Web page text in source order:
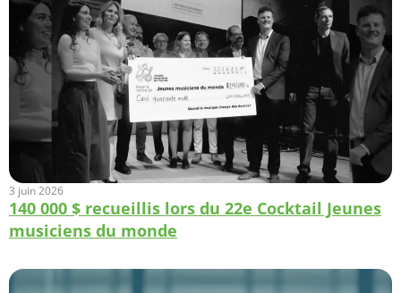
3 juin 2026
140 000 $ recueillis lors du 22e Cocktail Jeunes
musiciens du monde